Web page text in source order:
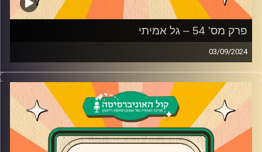
פרק מס' 54 – גל אמיתי
03/09/2024
גל אמיתי מגיע לאולפן פלאשבק!
בשיחה אחורה בזמן גל מספר על המעבר מעולם העסקים
לעולם המשחק, הלימודים שעיצבו אותו בתור שחקן, מאיפה
הגיע הרעיון להקים בית ספר למשחק משלו, האודישן לגאליס
והאם החשיפה של החיים הפרטיים משפיעה עליו